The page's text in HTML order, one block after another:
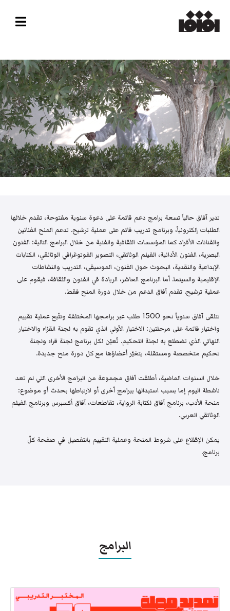
تدير آفاق حالياً تسعة برامج دعم قائمة على دعوة سنوية مفتوحة، تقدم خلالها
الطلبات إلكترونياً، وبرنامج تدريب قائم على عملية ترشيح. تدعم المنح الفنانين
والفنانات الأفراد كما المؤسسات الثقافية والفنية من خلال البرامج التالية: الفنون
البصرية، الفنون الأدائية، الفيلم الوثائقي، التصوير الفوتوغرافي الوثائقي، الكتابات
الإبداعية والنقدية، البحوث حول الفنون، الموسيقى، التدريب والنشاطات
الإقليمية والسينما. أما البرنامج العاشر، الريادة في الفنون والثقافة، فيقوم على
عملية ترشيح. تقدم آفاق الدعم من خلال دورة المنح فقط.
تتلقى آفاق سنوياً نحو 1500 طلب عبر برامجها المختلفة وتتّبع عملية تقييم
واختيار قائمة على مرحلتين: الاختيار الأولي الذي تقوم به لجنة القرّاء والاختيار
النهائي الذي تضطلع به لجنة التحكيم. تُعيّن لكل برنامج لجنة قراء ولجنة
تحكيم متخصصة ومستقلة، يتغيّر أعضاؤها مع كل دورة منح جديدة.
خلال السنوات الماضية، أطلقت آفاق مجموعة من البرامج الأخرى التي لم تعد
ناشطة اليوم إما بسبب استبدالها ببرامج أخرى أو لارتباطها بحدث أو موضوع:
منحة الأدب، برنامج آفاق لكتابة الرواية، تقاطعات، آفاق أكسبرس وبرنامج الفيلم
الوثائقي العربي.
يمكن الإطّلاع على شروط المنحة وعملية التقييم بالتفصيل في صفحة كلّ
برنامج.
البرامج